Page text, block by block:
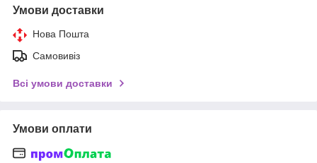
Умови доставки
Нова Пошта
Самовивіз
Всі умови доставки
Умови оплати